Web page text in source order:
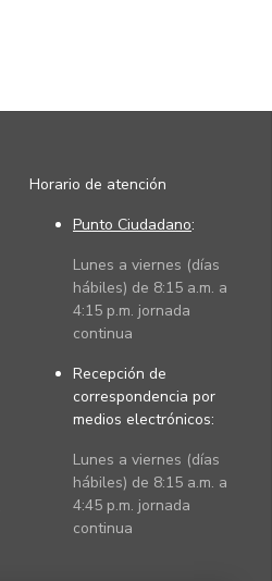
Horario de atención
Punto Ciudadano:
Lunes a viernes (días
hábiles) de 8:15 a.m. a
4:15 p.m. jornada
continua
Recepción de
correspondencia por
medios electrónicos:
Lunes a viernes (días
hábiles) de 8:15 a.m. a
4:45 p.m. jornada
continua